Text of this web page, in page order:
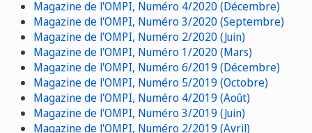
Magazine de l'OMPI, Numéro 4/2020 (Décembre)
Magazine de l'OMPI, Numéro 3/2020 (Septembre)
Magazine de l'OMPI, Numéro 2/2020 (Juin)
Magazine de l'OMPI, Numéro 1/2020 (Mars)
Magazine de l'OMPI, Numéro 6/2019 (Décembre)
Magazine de l'OMPI, Numéro 5/2019 (Octobre)
Magazine de l'OMPI, Numéro 4/2019 (Août)
Magazine de l'OMPI, Numéro 3/2019 (Juin)
Magazine de l'OMPI, Numéro 2/2019 (Avril)